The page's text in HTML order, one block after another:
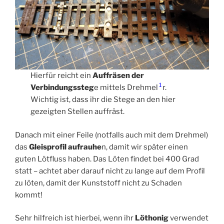
Hierfür reicht einAuffräsen der
Verbindungsstege mittels Drehmel 1 r.
Wichtig ist, dass ihr die Stege an den hier
gezeigten Stellen auffräst.
Danach mit einer Feile (notfalls auch mit dem Drehmel)
das Gleisprofil aufrauhen, damit wir später einen
guten Lötfluss haben. Das Löten findet bei 400 Grad
statt – achtet aber darauf nicht zu lange auf dem Profil
zu löten, damit der Kunststoff nicht zu Schaden
kommt!
Sehr hilfreich ist hierbei, wenn ihr Löthonigverwendet